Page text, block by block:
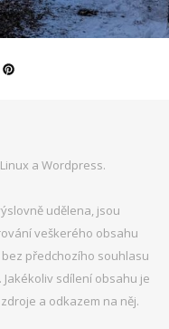
a Wordpress.
udělena, jsou
veškerého obsahu
předchozího souhlasu
sdílení obsahu je
a odkazem na něj.